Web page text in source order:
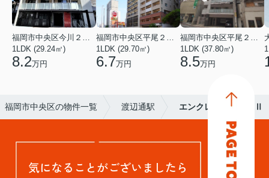
1LDK (29.24㎡)
8.2万円
1LDK (29.70㎡)
6.7万円
1LDK (37.80㎡)
8.5万円
福岡市中央区の物件一覧 渡辺通駅 エンクレスト渡辺通Ⅱ
気になることがございましたら